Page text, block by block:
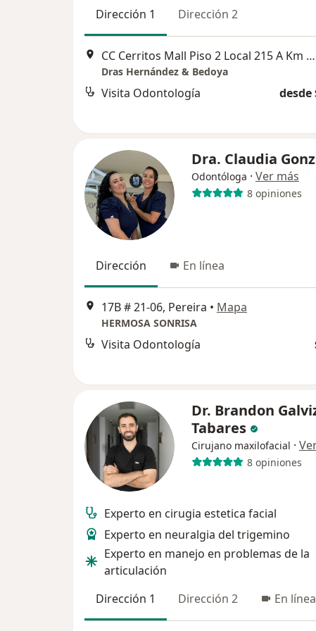
Dirección 1 Dirección 2
CC Cerritos Mall Piso 2 Local 215 A Km 5 Vía Cerritos, Pereira
Dras Hernández & Bedoya
Visita Odontología desde
Dra. Claudia
Odontóloga · Ver más
8 opiniones
Dirección En línea
17B # 21-06, Pereira • Mapa
HERMOSA SONRISA
Visita Odontología
Dr. Brandon
Tabares
Cirujano maxilofacial ·
8 opiniones
Experto en cirugia estetica facial
Experto en neuralgia del trigemino
Experto en manejo en problemas de la
articulación
Dirección 1
Dirección 2 En línea